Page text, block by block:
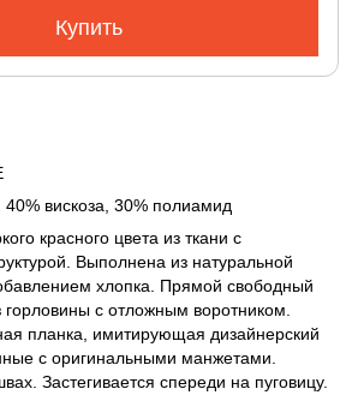
Купить
40% вискоза, 30% полиамид
красного цвета из ткани с
Выполнена из натуральной
хлопка. Прямой свободный
горловины с отложным воротником.
планка, имитирующая дизайнерский
с оригинальными манжетами.
Застегивается спереди на пуговицу.